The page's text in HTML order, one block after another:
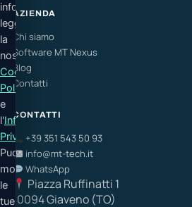
AZIENDA
Chi siamo
Software MT Nexus
Blog
Contatti
CONTATTI
+39 351 543 50 93
info@mt-tech.it
WhatsApp
Piazza Ruffinatti 1
10094 Giaveno (TO)
informazioni
leggi
la
nostra
Cookie
Policy
e
l'Informativa
Privacy.
Puoi
modificare
le
tue